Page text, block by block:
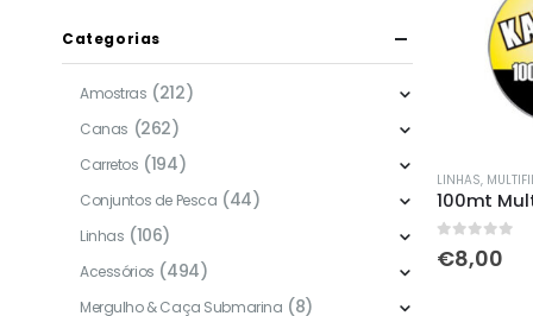
This
product
has
multiple
LINHAS,
out of 5
€8,00
Categorias
Amostras (212)
Canas (262)
Carretos (194)
Conjuntos de Pesca (44)
Linhas (106)
Acessórios (494)
Mergulho & Caça Submarina (8)